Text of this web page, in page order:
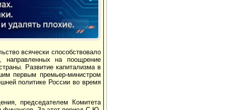
Реклама
всячески способствовало
направленных на поощрение
Развитие капитализма в
первым премьер-министром
политике России во время
председателем Комитета